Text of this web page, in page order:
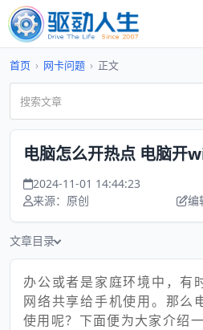
首页 › 网卡问题 › 正文
电脑怎么开热点 电脑开
2024-11-01 14:44:23
来源：原创
编
文章目录
办公或者是家庭环境中，有
网络共享给手机使用。那么
使用呢？下面便为大家介绍